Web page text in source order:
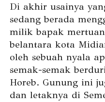
Di akhir usainya
sedang berada
milik bapak
belantara kota
oleh sebuah nyala
semak-semak
Horeb. Gunung ini
dan letaknya di